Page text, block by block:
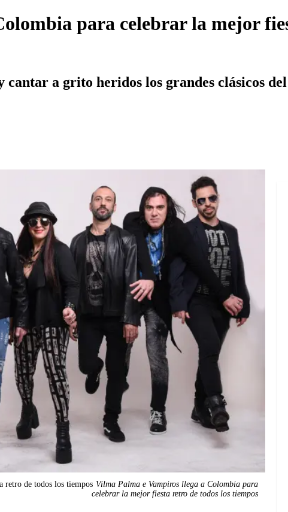
para celebrar la mejor
a grito heridos los grandes clásicos
retro de todos los tiempos Vilma Palma e Vampiros llega a Colombia para
celebrar la mejor fiesta retro de todos los tiempos